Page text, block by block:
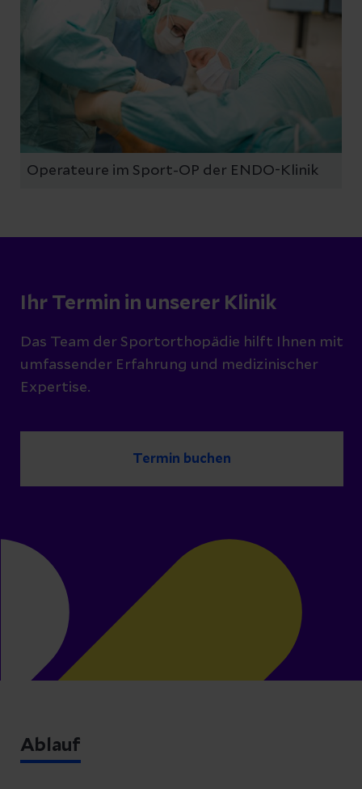
Operateure im Sport-OP der ENDO-Klinik
Ihr Termin in unserer Klinik
Das Team der Sportorthopädie hilft Ihnen mit
umfassender Erfahrung und medizinischer
Expertise.
Termin buchen
Ablauf